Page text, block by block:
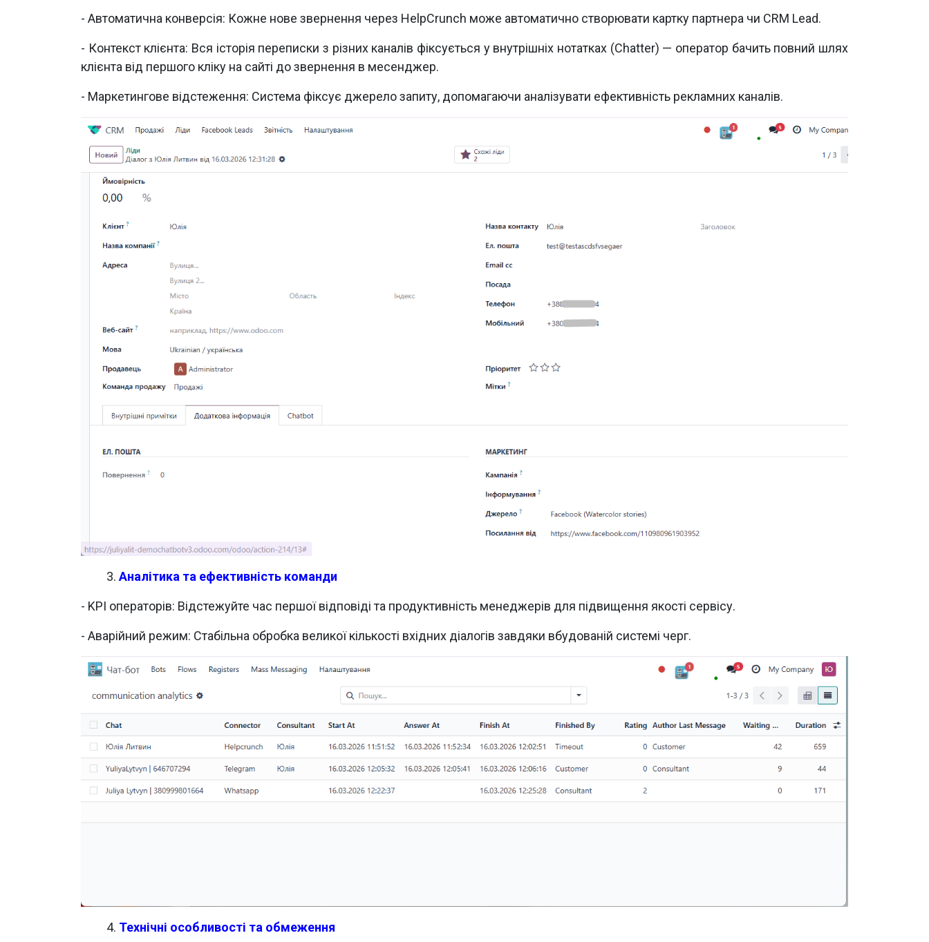
- Автоматична конверсія: Кожне нове звернення через HelpCrunch може автоматично створювати картку партнера чи CRM Lead.
- Контекст клієнта: Вся історія переписки з різних каналів фіксується у внутрішніх нотатках (Chatter) — оператор бачить повний шлях
клієнта від першого кліку на сайті до звернення в месенджер.
- Маркетингове відстеження: Система фіксує джерело запиту, допомагаючи аналізувати ефективність рекламних каналів.
​3. Аналітика та ефективність команди
- KPI операторів: Відстежуйте час першої відповіді та продуктивність менеджерів для підвищення якості сервісу.
- Аварійний режим: Стабільна обробка великої кількості вхідних діалогів завдяки вбудованій системі черг.
​4. Технічні особливості та обмеження